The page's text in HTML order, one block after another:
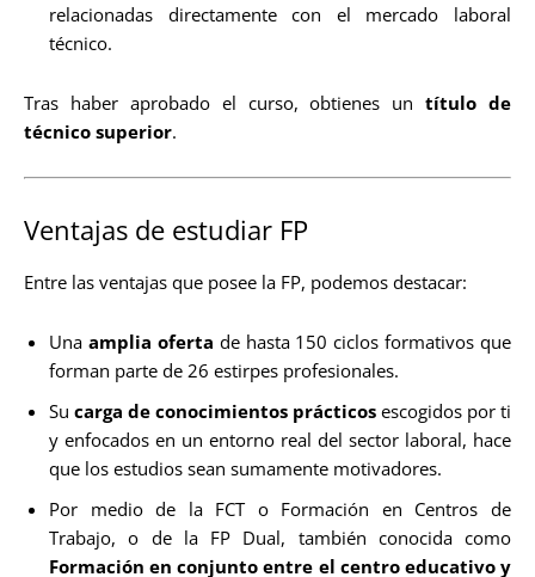
relacionadas directamente con el mercado laboral
técnico.
Tras haber aprobado el curso, obtienes untítulo de
técnico superior.
Ventajas de estudiar FP
Entre las ventajas que posee la FP, podemos destacar:
Una amplia oferta de hasta 150 ciclos formativos que
forman parte de 26 estirpes profesionales.
Su carga de conocimientos prácticos escogidos por ti
y enfocados en un entorno real del sector laboral, hace
que los estudios sean sumamente motivadores.
Por medio de la FCT o Formación en Centros de
Trabajo, o de la FP Dual, también conocida como
Formación en conjunto entre el centro educativo y